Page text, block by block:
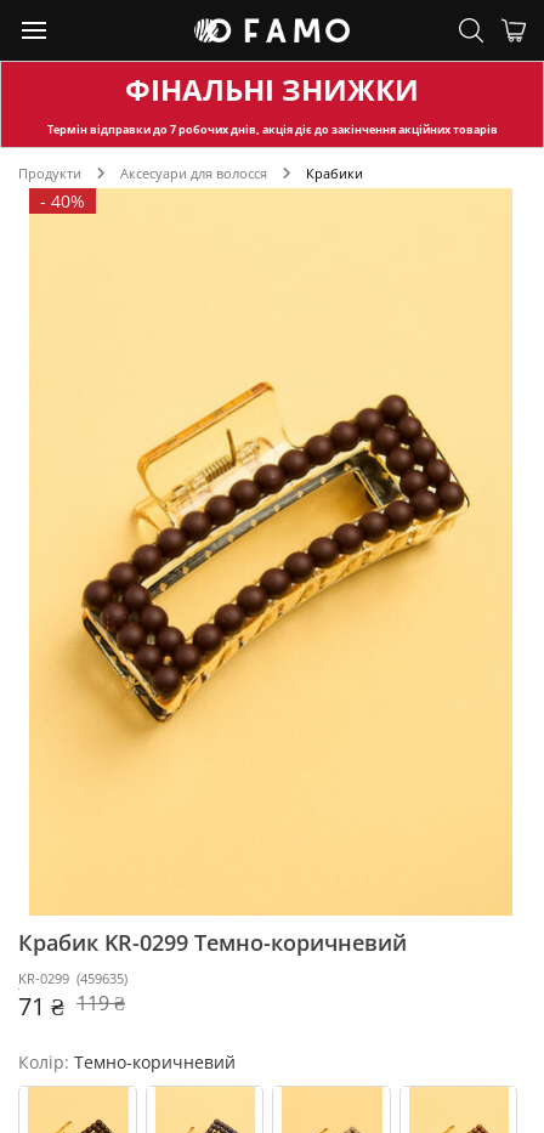
ФІНАЛЬНІ ЗНИЖКИ
Термін відправкидо 7 робочих днів, акція діє до закінчення акційних товарів
Продукти Аксесуари для волосся Крабики
- 40%
Крабик KR-0299 Темно-коричневий
KR-0299 (459635)
71 ₴ 119 ₴
Колір: Темно-коричневий